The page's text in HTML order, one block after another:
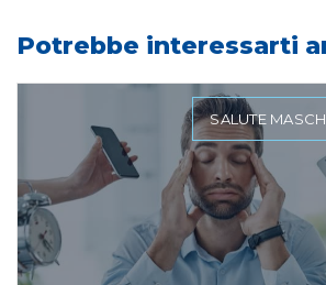
Potrebbe interessarti
SALUTE